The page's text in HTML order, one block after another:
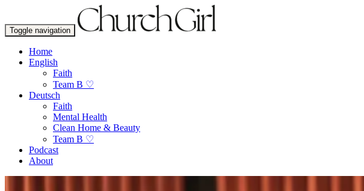
Toggle navigation
Home
English
Faith
Team B ♡
Deutsch
Faith
Mental Health
Clean Home & Beauty
Team B ♡
Podcast
About